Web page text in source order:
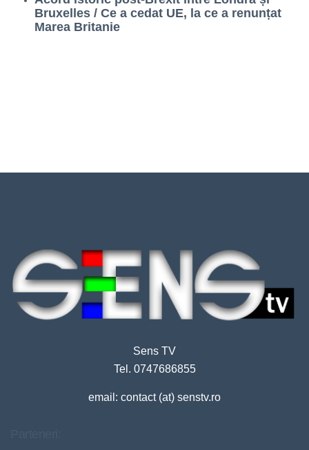
Bruxelles / Ce a cedat UE, la ce a renunțat
Marea Britanie
Sens TV
Tel. 0747686855
email: contact (at) senstv.ro